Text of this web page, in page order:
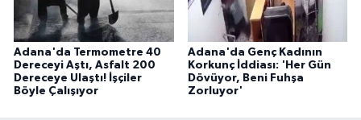
Adana'da Termometre 40
Dereceyi Aştı, Asfalt 200
Dereceye Ulaştı! İşçiler
Böyle Çalışıyor
Adana'da Genç Kadının
Korkunç İddiası: 'Her Gün
Dövüyor, Beni Fuhşa
Zorluyor'